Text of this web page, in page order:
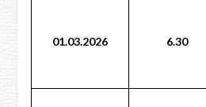
01.03.2026 6.30